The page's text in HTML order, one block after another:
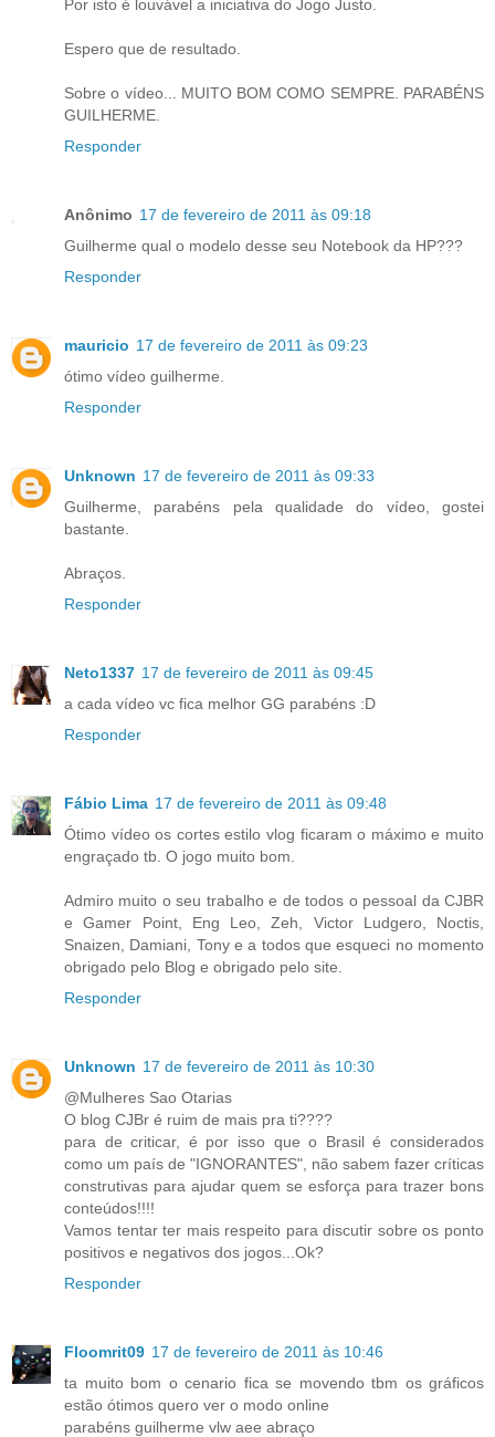
Por isto é louvável a iniciativa do Jogo Justo.
Espero que de resultado.
Sobre o vídeo... MUITO BOM COMO SEMPRE. PARABÉNS
GUILHERME.
Responder
Anônimo 17 de fevereiro de 2011 às 09:18
Guilherme qual o modelo desse seu Notebook da HP???
Responder
mauricio 17 de fevereiro de 2011 às 09:23
ótimo vídeo guilherme.
Responder
Unknown 17 de fevereiro de 2011 às 09:33
Guilherme, parabéns pela qualidade do vídeo, gostei
bastante.
Abraços.
Responder
Neto1337 17 de fevereiro de 2011 às 09:45
a cada vídeo vc fica melhor GG parabéns :D
Responder
Fábio Lima 17 de fevereiro de 2011 às 09:48
Ótimo vídeo os cortes estilo vlog ficaram o máximo e muito
engraçado tb. O jogo muito bom.
Admiro muito o seu trabalho e de todos o pessoal da CJBR
e Gamer Point, Eng Leo, Zeh, Victor Ludgero, Noctis,
Snaizen, Damiani, Tony e a todos que esqueci no momento
obrigado pelo Blog e obrigado pelo site.
Responder
Unknown 17 de fevereiro de 2011 às 10:30
@Mulheres Sao Otarias
O blog CJBr é ruim de mais pra ti????
para de criticar, é por isso que o Brasil é considerados
como um país de "IGNORANTES", não sabem fazer críticas
construtivas para ajudar quem se esforça para trazer bons
conteúdos!!!!
Vamos tentar ter mais respeito para discutir sobre os ponto
positivos e negativos dos jogos...Ok?
Responder
Floomrit09 17 de fevereiro de 2011 às 10:46
ta muito bom o cenario fica se movendo tbm os gráficos
estão ótimos quero ver o modo online
parabéns guilherme vlw aee abraço